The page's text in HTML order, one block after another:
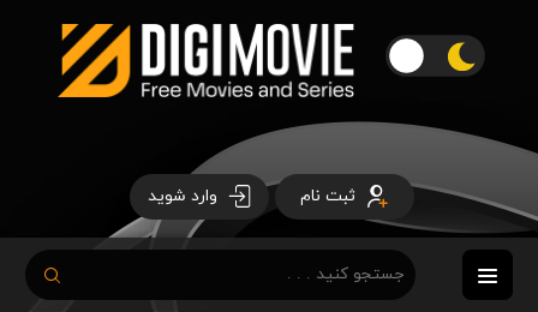
ثبت نام وارد شوید